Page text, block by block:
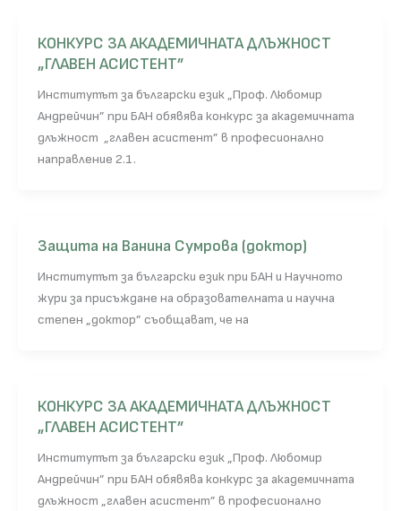
КОНКУРС ЗА АКАДЕМИЧНАТА ДЛЪЖНОСТ
„ГЛАВЕН АСИСТЕНТ”
Институтът за български език „Проф. Любомир
Андрейчин” при БАН обявява конкурс за академичната
длъжност „главен асистент” в професионално
направление 2.1.
Защита на Ванина Сумрова (доктор)
Институтът за български език при БАН и Научното
жури за присъждане на образователната и научна
степен „доктор” съобщават, че на
КОНКУРС ЗА АКАДЕМИЧНАТА ДЛЪЖНОСТ
„ГЛАВЕН АСИСТЕНТ”
Институтът за български език „Проф. Любомир
Андрейчин” при БАН обявява конкурс за академичната
длъжност „главен асистент” в професионално